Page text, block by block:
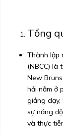
Tổng
Thành lập
(NBCC) là
New
hải nằm ở
giảng
sự năng
và thực